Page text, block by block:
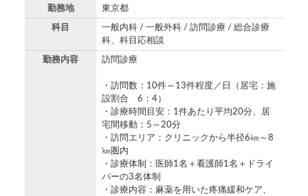
勤務地 東京都
科目
一般内科 / 一般外科 / 訪問診療 / 総合診療
科、科目応相談
勤務内容 訪問診療
・訪問数：10件～13件程度／日（居宅：施
設割合 6：4）
・診療時間目安：1件あたり平均20分、居
宅間移動：5～20分
・訪問エリア：クリニックから半径6㎞～8
㎞圏内
・診療体制：医師1名＋看護師1名＋ドライ
バーの3名体制
・診療内容：麻薬を用いた疼痛緩和ケア、